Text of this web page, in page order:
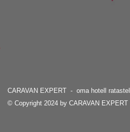
CARAVAN EXPERT - oma hotell ratastel
© Copyright 2024 by CARAVAN EXPERT